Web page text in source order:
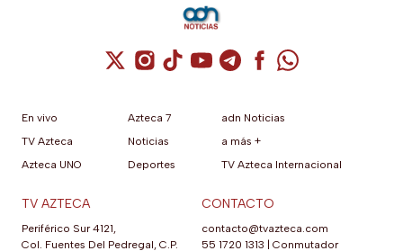
Cuenta de X / Twitter (se abre en una
Cuenta de Instagram (se abre en una
Cuenta de TikTok (se abre en
Cuenta de YouTube (se abre
Cuenta de Telegram (se
Cuenta de
Cuenta de
En vivo
TV Azteca
Azteca UNO
Azteca 7
Noticias
Deportes
adn Noticias
a más +
TV Azteca Internacional
TV AZTECA
Periférico Sur 4121,
Col. Fuentes Del Pedregal, C.P.
CONTACTO
contacto@tvazteca.com
55 1720 1313
Conmutador